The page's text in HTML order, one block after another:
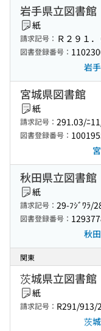
岩手県立図書館
紙
請求記号： Ｒ２９１
図書登録番号：
岩
宮城県図書館
紙
請求記号： 291.03/ﾆ
図書登録番号：
秋田県立図書館
紙
請求記号： 29-ﾌｼﾞﾜﾗ/
図書登録番号：
秋
関東
茨城県立図書館
紙
請求記号： R291/913/
茨